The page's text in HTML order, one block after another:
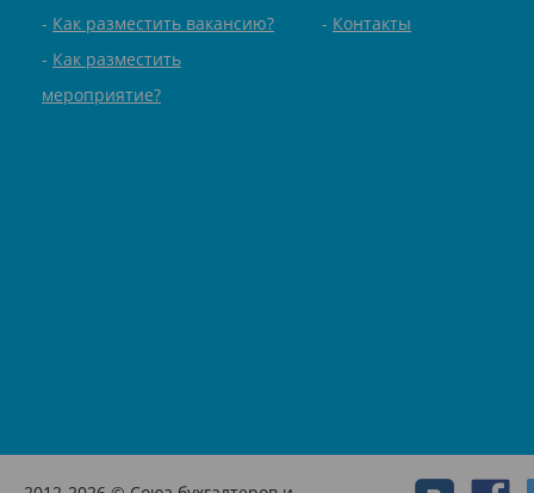
Как разместить вакансию?
Как разместить
мероприятие?
Контакты